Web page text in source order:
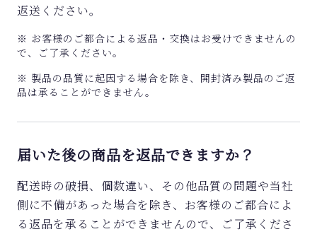
返送ください。
※ お客様のご都合による返品・交換はお受けできませんの
で、ご了承ください。
※ 製品の品質に起因する場合を除き、開封済み製品のご返
品は承ることができません。
届いた後の商品を返品できますか？
配送時の破損、個数違い、その他品質の問題や当社
側に不備があった場合を除き、お客様のご都合によ
る返品を承ることができませんので、ご了承くださ